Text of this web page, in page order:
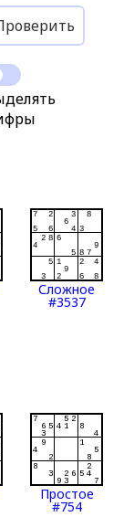
Сложное
#3537
Простое
#754